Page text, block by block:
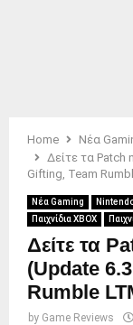
Home
Νέα
Δείτε τα Patch
Gifting, Team
Νέα Gaming
Παιχνίδια XBOX
Δείτε τα
(Update
Rumble
by Game Reviews